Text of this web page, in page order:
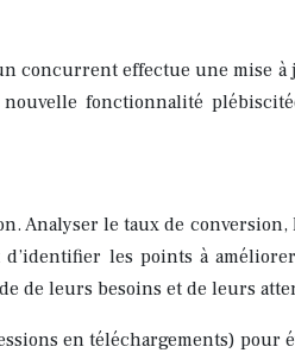
concurrent effectue une mise
fonctionnalité
Analyser le taux de
les points à
de leurs besoins et de leurs
en téléchargements) pour